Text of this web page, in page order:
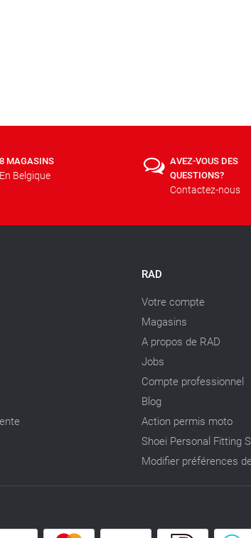
8 MAGASINS
En Belgique
AVEZ-VOUS DES
QUESTIONS?
Contactez-nous
RAD
Votre compte
Magasins
A propos de RAD
Jobs
Compte professionnel
Blog
Action permis moto
Shoei Personal Fitting
Modifier préférences